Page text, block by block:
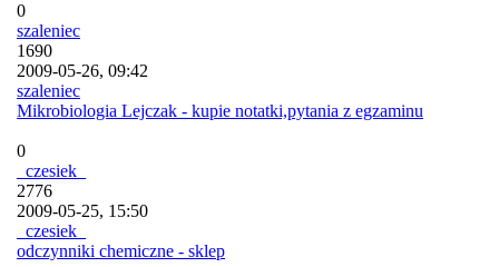
0
szaleniec
1690
2009-05-26, 09:42
szaleniec
Mikrobiologia Lejczak - kupie notatki,pytania z egzaminu
0
_czesiek_
2776
2009-05-25, 15:50
_czesiek_
odczynniki chemiczne - sklep